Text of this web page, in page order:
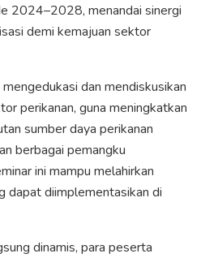
2024–2028, menandai sinergi
demi kemajuan sektor
dan mendiskusikan
perikanan, guna meningkatkan
sumber daya perikanan
berbagai pemangku
ini mampu melahirkan
dapat diimplementasikan di
dinamis, para peserta